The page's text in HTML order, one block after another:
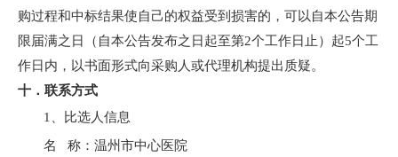
购过程和中标结果使自己的权益受到损害的，可以自本公告期
限届满之日（自本公告发布之日起至第2个工作日止）起5个工
作日内，以书面形式向采购人或代理机构提出质疑。
十．联系方式
1、比选人信息
名
称： 温州市中心医院